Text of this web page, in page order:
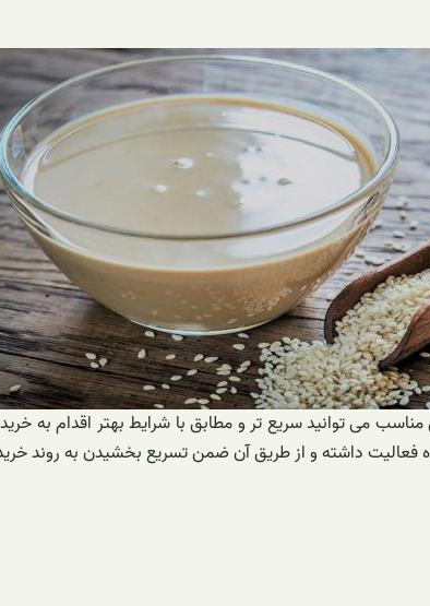
می توانید سریع تر و مطابق با شرایط بهتر اقدام به
فعالیت داشته و از طریق آن ضمن تسریع بخشیدن به